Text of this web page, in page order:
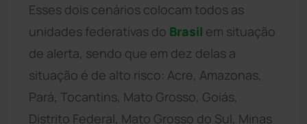
Esses dois cenários colocam todos as
unidades federativas do Brasil em situação
de alerta, sendo que em dez delas a
situação é de alto risco: Acre, Amazonas,
Pará, Tocantins, Mato Grosso, Goiás,
Distrito Federal, Mato Grosso do Sul, Minas